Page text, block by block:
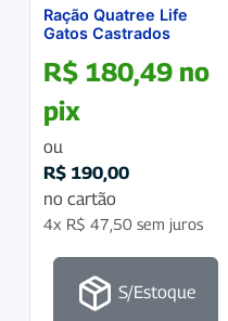
Ração Quatree Life
Gatos Castrados
R$ 180,49 no
pix
ou
R$ 190,00
no cartão
4x R$ 47,50 sem juros
S/Estoque